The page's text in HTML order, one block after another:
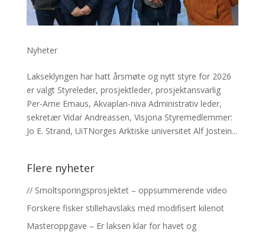
Nyheter
Lakseklyngen har hatt årsmøte og nytt styre for 2026
er valgt Styreleder, prosjektleder, prosjektansvarlig
Per-Arne Emaus, Akvaplan-niva Administrativ leder,
sekretær Vidar Andreassen, Visjona Styremedlemmer:
Jo E. Strand, UiTNorges Arktiske universitet Alf Jostein...
Flere nyheter
// Smoltsporingsprosjektet – oppsummerende video
Forskere fisker stillehavslaks med modifisert kilenot
Masteroppgave – Er laksen klar for havet og